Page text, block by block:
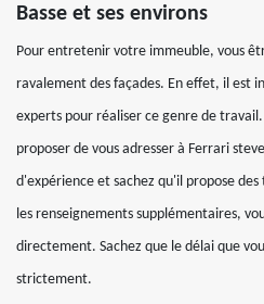
Basse et ses environs
Pour entretenir votre immeuble, vous
ravalement des façades. En effet, il est
experts pour réaliser ce genre de
proposer de vous adresser à Ferrari
d'expérience et sachez qu'il propose
les renseignements supplémentaires,
directement. Sachez que le délai que
strictement.